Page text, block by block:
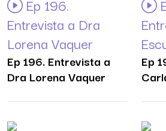
Ep 196.
Entrevista a Dra
Lorena Vaquer
Ep 196. Entrevista a
Dra Lorena Vaquer
Ep